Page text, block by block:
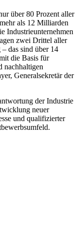
über 80 Prozent aller
als 12 Milliarden
Industrieunternehmen
zwei Drittel aller
das sind über 14
die Basis für
nachhaltigen
Generalsekretär der
der Industrie
neuer
und qualifizierter